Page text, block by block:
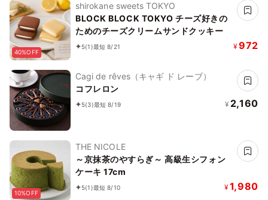
40%OFF
shirokane sweets TOKYO
BLOCK BLOCK TOKYO チーズ好きの
ためのチーズクリームサンドクッキー
5(1)最短 8/21 ¥972
Cagi de rêves（キャギ ド レーブ）
コフレロン
5(3)最短 8/19 ¥ 2,160
10%OFF
THE NICOLE
～京抹茶のやすらぎ～ 高級生シフォン
ケーキ 17cm
5(1)最短 8/10 ¥1,980